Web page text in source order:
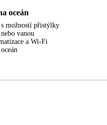
oceán
možností přistýlky
vanou
a Wi-Fi